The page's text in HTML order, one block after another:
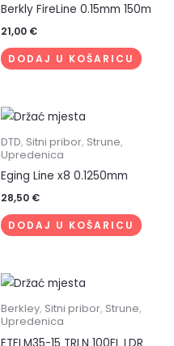
Berkly FireLine 0.15mm 150m
21,00 €
DODAJ U KOŠARICU
DTD, Sitni pribor, Strune,
Upredenica
Eging Line x8 0.1250mm
28,50 €
DODAJ U KOŠARICU
Berkley, Sitni pribor, Strune,
Upredenica